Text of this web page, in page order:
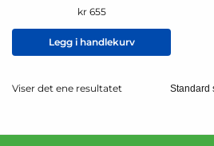
kr655
Legg i handlekurv
Viser det ene resultatet